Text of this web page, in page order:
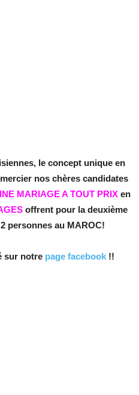
le concept unique en
nos chères candidates
MARIAGE A TOUT PRIXen
offrent pour la deuxième
personnes au MAROC!
sur notre page facebook !!